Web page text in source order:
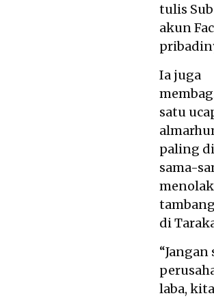
tulis
akun
Ia juga
satu
paling
sama-
di
“Jangan
laba,